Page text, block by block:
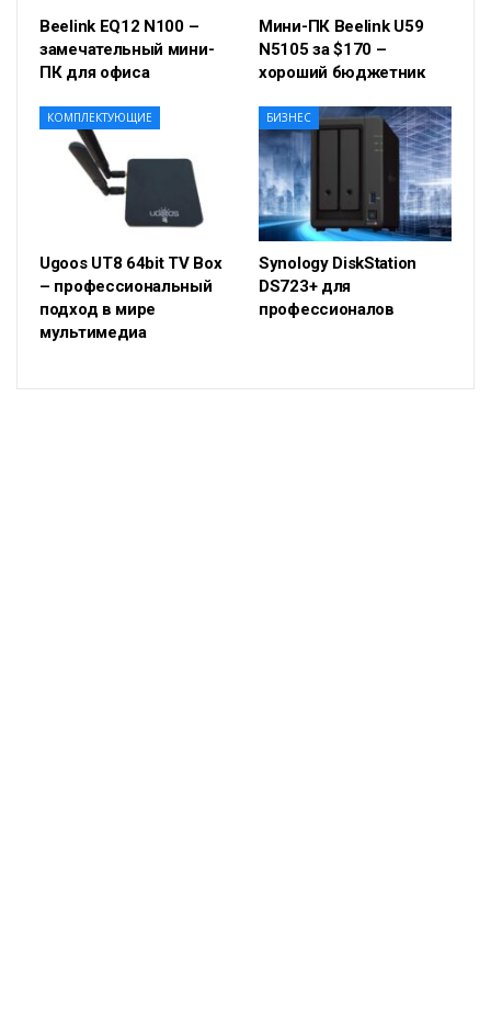
Beelink EQ12 N100 –
замечательный мини-
ПК для офиса
Мини-ПК Beelink U59
N5105 за $170 –
хороший бюджетник
КОМПЛЕКТУЮЩИЕ
Ugoos UT8 64bit TV Box
– профессиональный
подход в мире
мультимедиа
БИЗНЕС
Synology DiskStation
DS723+ для
профессионалов